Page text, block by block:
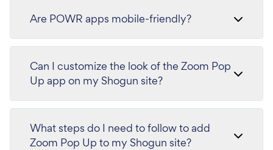
Are POWR apps mobile-friendly?
Can I customize the look of the Zoom Pop
Up app on my Shogun site?
What steps do I need to follow to add
Zoom Pop Up to my Shogun site?